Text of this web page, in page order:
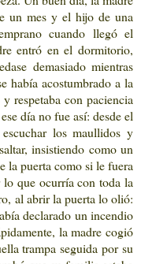
un mes y el hijo de una
cuando llegó el
entró en el dormitorio,
demasiado mientras
había acostumbrado a la
respetaba con paciencia
día no fue así: desde el
los maullidos y
insistiendo como un
la puerta como si le fuera
que ocurría con toda la
al abrir la puerta lo olió:
declarado un incendio
la madre cogió
trampa seguida por su